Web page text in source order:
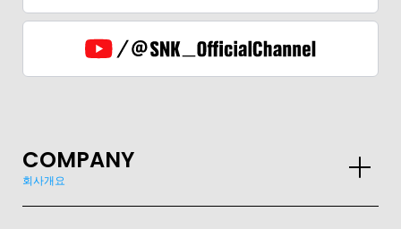
COMPANY
회사개요